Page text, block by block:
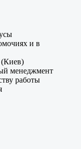
и в
(Киев)
менеджмент
работы